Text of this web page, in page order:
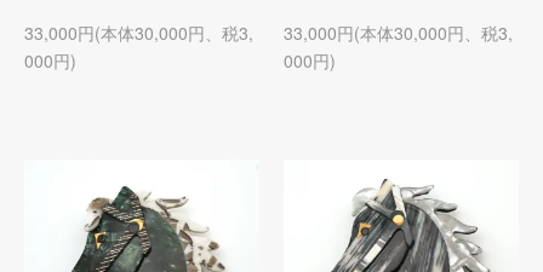
33,000円(本体30,000円、税3,
000円)
33,000円(本体30,000円、税3,
000円)